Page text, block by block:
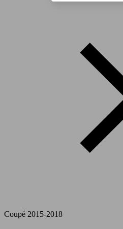
Coupé 2015-2018